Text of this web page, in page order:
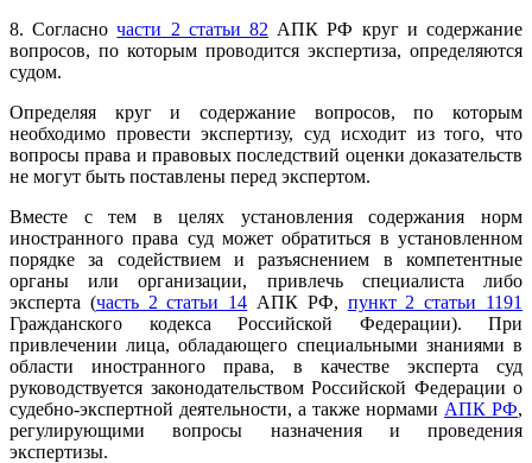
8. Согласночасти 2 статьи 82 АПК РФ круг и содержание
вопросов, по которым проводится экспертиза, определяются
судом.
Определяя круг и содержание вопросов, по которым
необходимо провести экспертизу, суд исходит из того, что
вопросы права и правовых последствий оценки доказательств
не могут быть поставлены перед экспертом.
Вместе с тем в целях установления содержания норм
иностранного права суд может обратиться в установленном
порядке за содействием и разъяснением в компетентные
органы или организации, привлечь специалиста либо
эксперта (часть 2 статьи 14 АПК РФ, пункт 2 статьи 1191
Гражданского кодекса Российской Федерации). При
привлечении лица, обладающего специальными знаниями в
области иностранного права, в качестве эксперта суд
руководствуется законодательством Российской Федерации о
судебно-экспертной деятельности, а также нормами АПК РФ,
регулирующими вопросы назначения и проведения
экспертизы.